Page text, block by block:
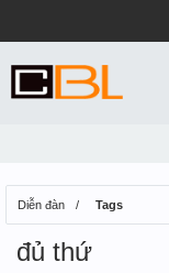
Diễn đàn Tags
đủ thứ